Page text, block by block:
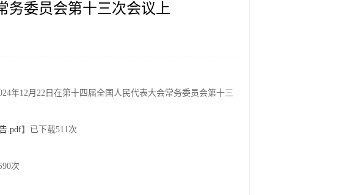
务委员会第十三次会议上
年12月22日在第十四届全国人民代表大会常务委员会第十三
.pdf】已下载511次
次